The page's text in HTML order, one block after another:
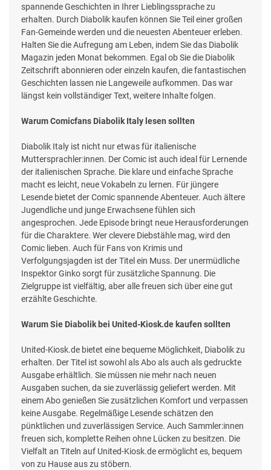
spannende Geschichten in Ihrer Lieblingssprache zu
erhalten. Durch Diabolik kaufen können Sie Teil einer großen
Fan-Gemeinde werden und die neuesten Abenteuer erleben.
Halten Sie die Aufregung am Leben, indem Sie das Diabolik
Magazin jeden Monat bekommen. Egal ob Sie die Diabolik
Zeitschrift abonnieren oder einzeln kaufen, die fantastischen
Geschichten lassen nie Langeweile aufkommen. Das war
längst kein vollständiger Text, weitere Inhalte folgen.
Warum Comicfans Diabolik Italy lesen sollten
Diabolik Italy ist nicht nur etwas für italienische
Muttersprachler:innen. Der Comic ist auch ideal für Lernende
der italienischen Sprache. Die klare und einfache Sprache
macht es leicht, neue Vokabeln zu lernen. Für jüngere
Lesende bietet der Comic spannende Abenteuer. Auch ältere
Jugendliche und junge Erwachsene fühlen sich
angesprochen. Jede Episode bringt neue Herausforderungen
für die Charaktere. Wer clevere Diebstähle mag, wird den
Comic lieben. Auch für Fans von Krimis und
Verfolgungsjagden ist der Titel ein Muss. Der unermüdliche
Inspektor Ginko sorgt für zusätzliche Spannung. Die
Zielgruppe ist vielfältig, aber alle freuen sich über eine gut
erzählte Geschichte.
Warum Sie Diabolik bei United-Kiosk.de kaufen sollten
United-Kiosk.de bietet eine bequeme Möglichkeit, Diabolik zu
erhalten. Der Titel ist sowohl als Abo als auch als gedruckte
Ausgabe erhältlich. Sie müssen nie mehr nach neuen
Ausgaben suchen, da sie zuverlässig geliefert werden. Mit
einem Abo genießen Sie zusätzlichen Komfort und verpassen
keine Ausgabe. Regelmäßige Lesende schätzen den
pünktlichen und zuverlässigen Service. Auch Sammler:innen
freuen sich, komplette Reihen ohne Lücken zu besitzen. Die
Vielfalt an Titeln auf United-Kiosk.de ermöglicht es, bequem
von zu Hause aus zu stöbern.